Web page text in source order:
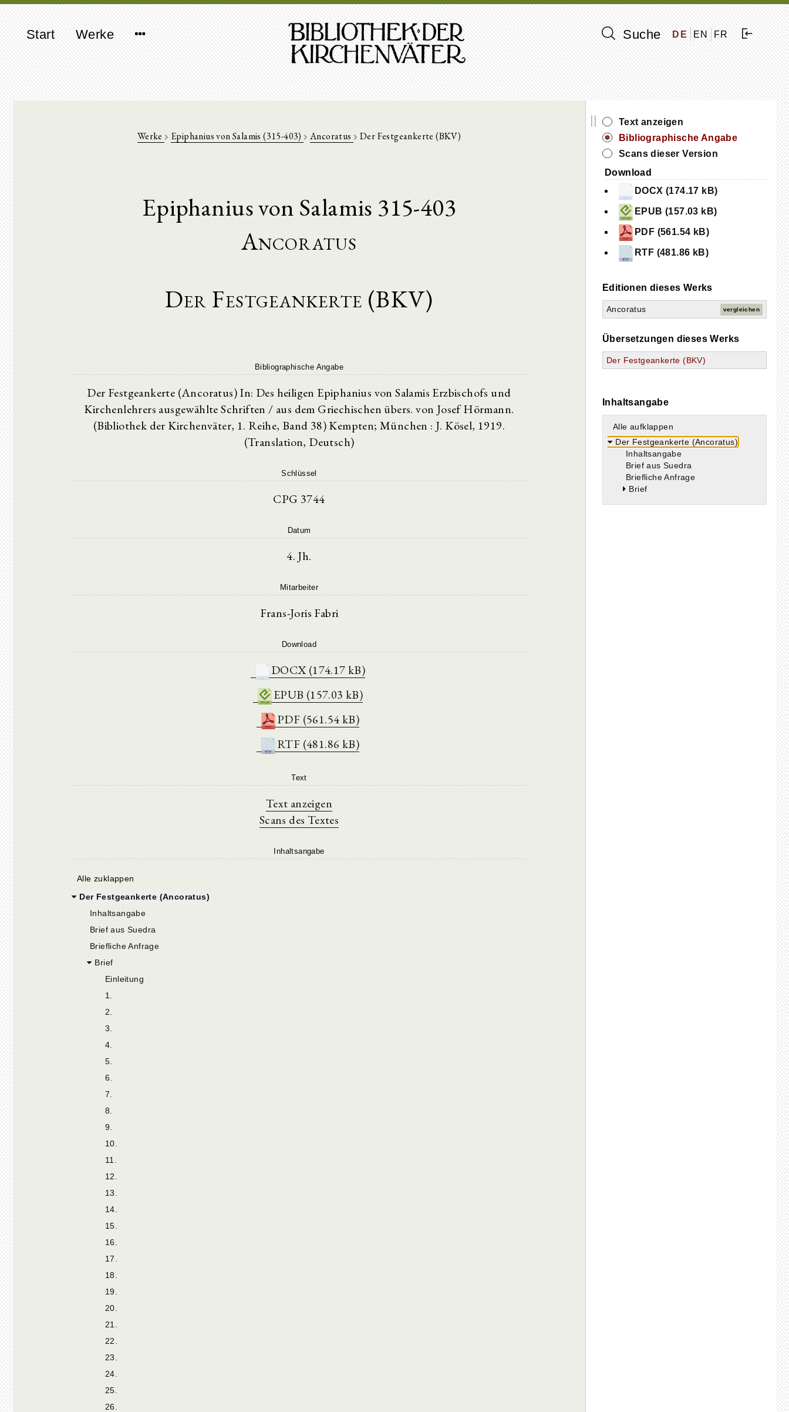
Start Werke Suche DE EN FR
Werke Epiphanius von Salamis (315-403) Ancoratus Der Festgeankerte (BKV)
Epiphanius von Salamis 315-403
Ancoratus
Der Festgeankerte (BKV)
Bibliographische Angabe
Der Festgeankerte (Ancoratus) In: Des heiligen Epiphanius von Salamis Erzbischofs und
Kirchenlehrers ausgewählte Schriften / aus dem Griechischen übers. von Josef Hörmann.
(Bibliothek der Kirchenväter, 1. Reihe, Band 38) Kempten; München : J. Kösel, 1919.
(Translation, Deutsch)
Schlüssel
CPG 3744
Datum
4. Jh.
Mitarbeiter
Frans-Joris Fabri
Download
DOCX (174.17 kB)
EPUB (157.03 kB)
PDF (561.54 kB)
RTF (481.86 kB)
Text
Text anzeigen
Scans des Textes
Inhaltsangabe
Alle zuklappen
Der Festgeankerte (Ancoratus)
Inhaltsangabe
Brief aus Suedra
Briefliche Anfrage
Brief
Einleitung
1.
2.
3.
4.
5.
6.
7.
8.
9.
10.
11.
12.
13.
14.
15.
16.
17.
18.
19.
20.
21.
22.
23.
24.
25.
26.
||
Text anzeigen
Bibliographische Angabe
Scans dieser Version
Download
DOCX (174.17 kB)
EPUB (157.03 kB)
PDF (561.54 kB)
RTF (481.86 kB)
Editionen dieses Werks
Ancoratus vergleichen
Übersetzungen dieses Werks
Der Festgeankerte (BKV)
Inhaltsangabe
Alle aufklappen
Der Festgeankerte (Ancoratus)
Inhaltsangabe
Brief aus Suedra
Briefliche Anfrage
Brief